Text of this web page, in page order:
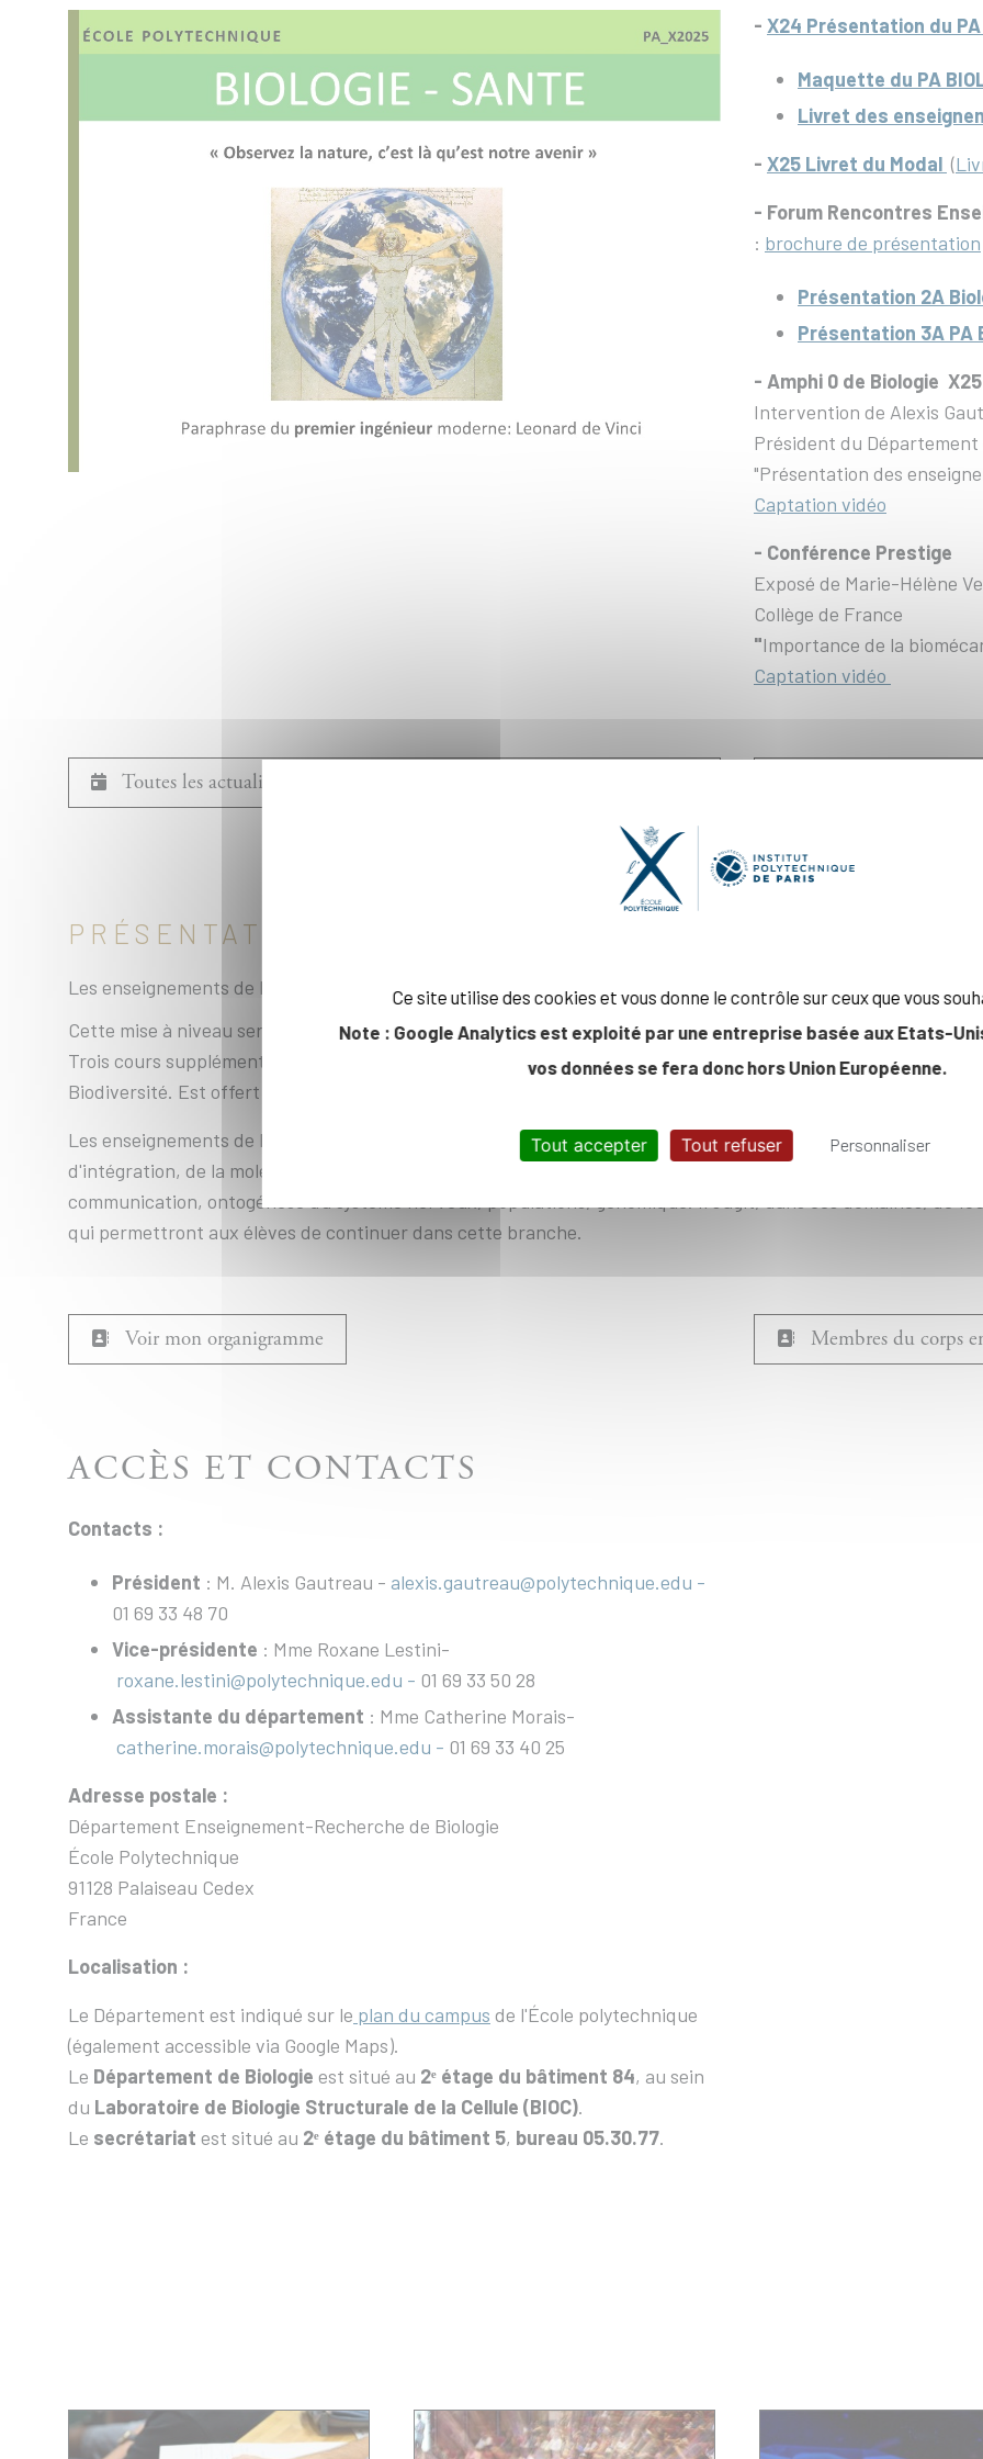
- X24 Présentation du
Maquette du PA
Livret des
- X25 Livret du Modal (
- Forum Rencontres
: brochure de présentation
Présentation 2A
Présentation 3A PA
- Amphi 0 de Biologie X25
Intervention de Alexis
Président du Département
"Présentation des
Captation vidéo
- Conférence Prestige
Exposé de Marie-Hélène
Collège de France
"Importance de la
Captation vidéo
Toutes les actualités du Département de Biologie sont disponibles ici !
Tous les
PRÉSENTATION DU DÉPARTEMENT
Les enseignements de biologie en deuxième année prévoient, pour tous, une mise à niveau en biologie
Cette mise à niveau sert de passeport pour accéder sans difficultés aux autres enseignements du
Trois cours supplémentaires sont proposés en année 2, en Biologie Cellulaire, sur les Pathologies et
Biodiversité. Est offert également un Modal de biologie, qui est une introduction à la démarche expérimentale
Les enseignements de l'année 3 s'adressent aux élèves qui veulent explorer les propriétés du vivant de
d'intégration, de la molécule à la cellule et aux organismes : génétique, reproduction, clonage, architecture
communication, ontogénèse du système nerveux, populations, génomique. Il s'agit, dans ces domaines, de
qui permettront aux élèves de continuer dans cette branche.
Voir mon organigramme Membres du corps
ACCÈS ET CONTACTS
Contacts :
Président : M. Alexis Gautreau - alexis.gautreau@polytechnique.edu -
01 69 33 48 70
Vice-présidente : Mme Roxane Lestini-
roxane.lestini@polytechnique.edu - 01 69 33 50 28
Assistante du département : Mme Catherine Morais-
catherine.morais@polytechnique.edu - 01 69 33 40 25
Adresse postale :
Département Enseignement-Recherche de Biologie
École Polytechnique
91128 Palaiseau Cedex
France
Localisation :
Le Département est indiqué sur le plan du campus de l'École polytechnique
(également accessible via Google Maps).
Le Département de Biologie est situé au 2ᵉ étage du bâtiment 84, au sein
du Laboratoire de Biologie Structurale de la Cellule (BIOC).
Le secrétariat est situé au 2ᵉ étage du bâtiment 5, bureau 05.30.77.
Ce site utilise des cookies et vous donne le contrôle sur ceux que vous
Note : Google Analytics est exploité par une entreprise basée aux Etats-
vos données se fera donc hors Union Européenne.
Tout accepter Tout refuser Personnaliser